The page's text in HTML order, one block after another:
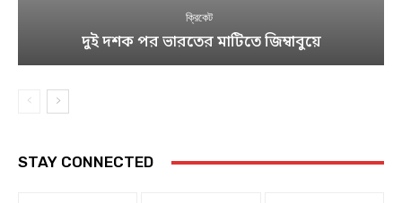
ক্রিকেট
দুই দশক পর ভারতের মাটিতে জিম্বাবুয়ে
STAY CONNECTED